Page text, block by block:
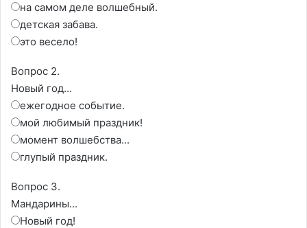
на самом деле волшебный.
детская забава.
это весело!
Вопрос 2.
Новый год...
ежегодное событие.
мой любимый праздник!
момент волшебства...
глупый праздник.
Вопрос 3.
Мандарины...
Новый год!